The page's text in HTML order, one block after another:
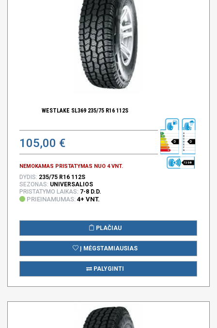
WESTLAKE SL369 235/75 R16 112S
105,00 €
NEMOKAMAS PRISTATYMAS NUO 4 VNT.
D D
72 DB
DYDIS: 235/75 R16 112S
SEZONAS: UNIVERSALIOS
PRISTATYMO LAIKAS: 7-8 D.D.
PRIEINAMUMAS: 4+ VNT.
PLAČIAU
Į MĖGSTAMIAUSIAS
PALYGINTI